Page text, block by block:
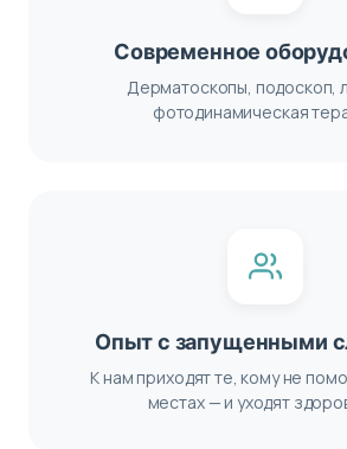
Современное
Дерматоскопы, подоскоп,
фотодинамическая
Опыт с запущенными
К нам приходят те, кому не
местах — и уходят